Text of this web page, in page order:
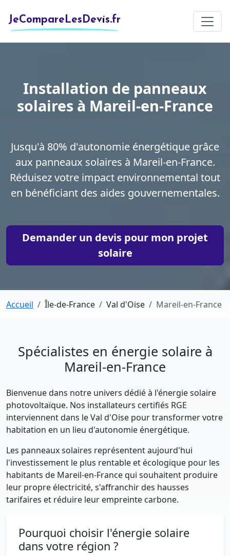
JeCompareLesDevis.fr
Installation de panneaux
solaires à Mareil-en-France
Jusqu'à 80% d'autonomie énergétique grâce
aux panneaux solaires à Mareil-en-France.
Réduisez votre impact environnemental tout
en bénéficiant des aides gouvernementales.
Demander un devis pour mon projet
solaire
Accueil Île-de-France Val d'Oise Mareil-en-France
Spécialistes en énergie solaire à
Mareil-en-France
Bienvenue dans notre univers dédié à l'énergie solaire
photovoltaïque. Nos installateurs certifiés RGE
interviennent dans le Val d'Oise pour transformer votre
habitation en un lieu d'autonomie énergétique.
Les panneaux solaires représentent aujourd'hui
l'investissement le plus rentable et écologique pour les
habitants de Mareil-en-France qui souhaitent produire
leur propre électricité, s'affranchir des hausses
tarifaires et réduire leur empreinte carbone.
Pourquoi choisir l'énergie solaire
dans votre région ?